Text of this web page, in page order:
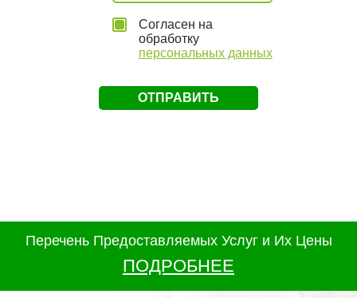
Согласен на
обработку
персональных данных
Перечень Предоставляемых Услуг и Их Цены
ПОДРОБНЕЕ